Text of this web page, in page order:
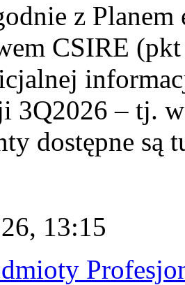
z
CSIRE
3Q2026 – tj.
dostępne są
13:15